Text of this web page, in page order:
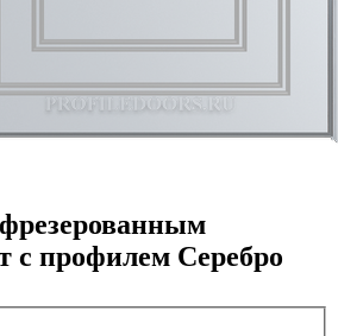
с профилем Серебро